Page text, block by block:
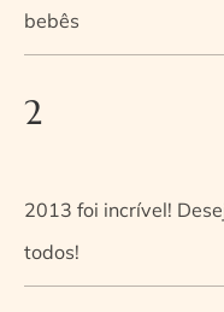
bebês
2
2013 foi incrível!
todos!